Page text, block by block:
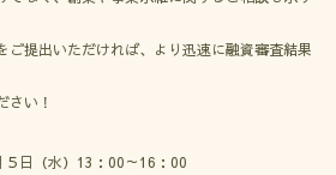
ご提出いただければ、より迅速に融資審査結果
さい！
日（水）13：00～16：00